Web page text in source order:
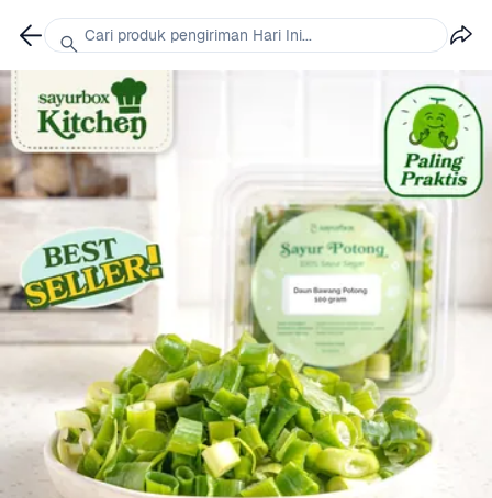
Cari produk pengiriman Hari Ini...